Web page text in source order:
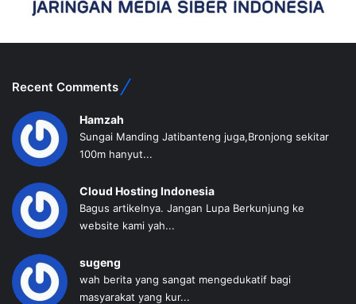
Recent Comments
Hamzah
Sungai Manding Jatibanteng juga,Bronjong sekitar
100m hanyut...
Cloud Hosting Indonesia
Bagus artikelnya. Jangan Lupa Berkunjung ke
website kami yah...
sugeng
wah berita yang sangat mengedukatif bagi
masyarakat yang kur...